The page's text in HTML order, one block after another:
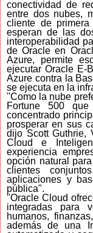
conectividad de
entre dos nubes,
cliente de
esperan de las
interoperabilidad
de Oracle en
Azure, permite
ejecutar Oracle E-
Azure contra la
se ejecuta en la
"Como la nube
Fortune 500
concentrado
prosperar en sus
dijo Scott Guthrie,
Cloud e
experiencia
opción natural
clientes
aplicaciones y
pública".
"Oracle Cloud
integradas para
humanos,
además de una